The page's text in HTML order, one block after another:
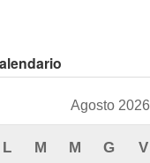
Agosto 2026
L M M G V